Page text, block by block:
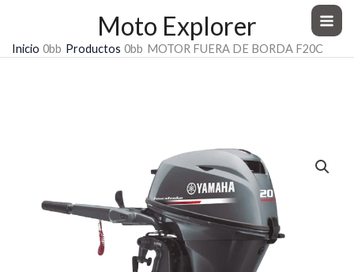
contenido
Moto Explorer
Inicio Productos MOTOR FUERA DE BORDA F20C